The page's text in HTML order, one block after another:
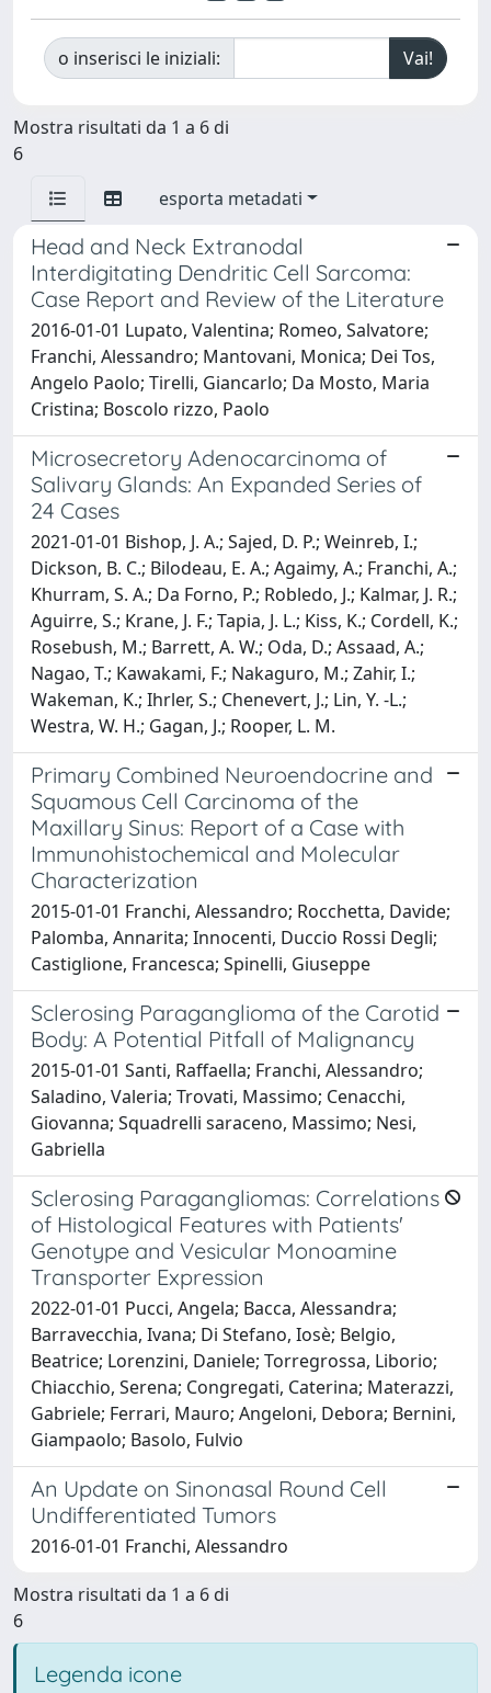
o inserisci le iniziali:
Mostra risultati da 1 a 6 di
6
esporta metadati
Head and Neck Extranodal
Interdigitating Dendritic Cell Sarcoma:
Case Report and Review of the Literature
2016-01-01 Lupato, Valentina; Romeo, Salvatore;
Franchi, Alessandro; Mantovani, Monica; Dei Tos,
Angelo Paolo; Tirelli, Giancarlo; Da Mosto, Maria
Cristina; Boscolo rizzo, Paolo
Microsecretory Adenocarcinoma of
Salivary Glands: An Expanded Series of
24 Cases
2021-01-01 Bishop, J. A.; Sajed, D. P.; Weinreb, I.;
Dickson, B. C.; Bilodeau, E. A.; Agaimy, A.; Franchi, A.;
Khurram, S. A.; Da Forno, P.; Robledo, J.; Kalmar, J. R.;
Aguirre, S.; Krane, J. F.; Tapia, J. L.; Kiss, K.; Cordell, K.;
Rosebush, M.; Barrett, A. W.; Oda, D.; Assaad, A.;
Nagao, T.; Kawakami, F.; Nakaguro, M.; Zahir, I.;
Wakeman, K.; Ihrler, S.; Chenevert, J.; Lin, Y. -L.;
Westra, W. H.; Gagan, J.; Rooper, L. M.
Primary Combined Neuroendocrine and
Squamous Cell Carcinoma of the
Maxillary Sinus: Report of a Case with
Immunohistochemical and Molecular
Characterization
2015-01-01 Franchi, Alessandro; Rocchetta, Davide;
Palomba, Annarita; Innocenti, Duccio Rossi Degli;
Castiglione, Francesca; Spinelli, Giuseppe
Sclerosing Paraganglioma of the Carotid
Body: A Potential Pitfall of Malignancy
2015-01-01 Santi, Raffaella; Franchi, Alessandro;
Saladino, Valeria; Trovati, Massimo; Cenacchi,
Giovanna; Squadrelli saraceno, Massimo; Nesi,
Gabriella
Sclerosing Paragangliomas: Correlations
of Histological Features with Patients'
Genotype and Vesicular Monoamine
Transporter Expression
2022-01-01 Pucci, Angela; Bacca, Alessandra;
Barravecchia, Ivana; Di Stefano, Iosè; Belgio,
Beatrice; Lorenzini, Daniele; Torregrossa, Liborio;
Chiacchio, Serena; Congregati, Caterina; Materazzi,
Gabriele; Ferrari, Mauro; Angeloni, Debora; Bernini,
Giampaolo; Basolo, Fulvio
An Update on Sinonasal Round Cell
Undifferentiated Tumors
2016-01-01 Franchi, Alessandro
Mostra risultati da 1 a 6 di
6
Legenda icone